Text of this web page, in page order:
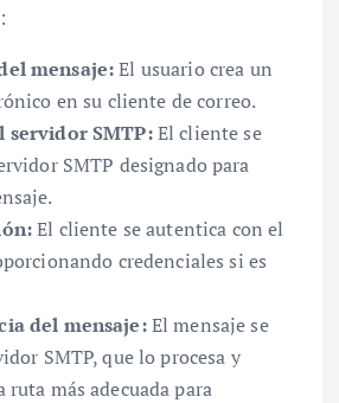
mensaje:El usuario crea un
en su cliente de correo.
servidor SMTP:El cliente se
SMTP designado para
El cliente se autentica con el
credenciales si es
del mensaje:El mensaje se
SMTP, que lo procesa y
más adecuada para